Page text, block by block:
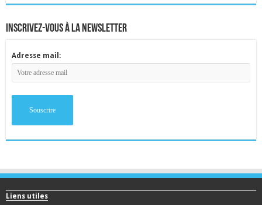
inscrivez-vous à la newsletter
Adresse mail:
Liens utiles